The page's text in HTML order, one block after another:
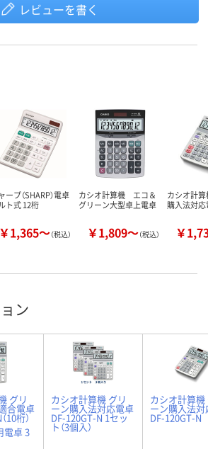
レビューを書く
ープ（SHARP）電卓
ト式 12桁
￥1,365～（税込）
カシオ計算機 エコ＆
グリーン大型卓上電卓
￥1,809～（税込）
カシオ計
購入法対
￥
ン
グリ
合電卓
10桁）
電卓 3
カシオ計算機 グリ
ーン購入法対応電卓
DF-120GT-N 1セッ
ト（3個入）
カシオ計算機
ーン購入法
DF-120GT-N